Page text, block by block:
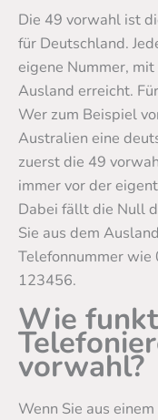
Die 49 vorwahl ist
für Deutschland.
eigene Nummer,
Ausland erreicht.
Wer zum Beispiel
Australien eine
zuerst die 49
immer vor der
Dabei fällt die Null
Sie aus dem
Telefonnummer
123456.
Wie
vorwahl?
Wenn Sie aus